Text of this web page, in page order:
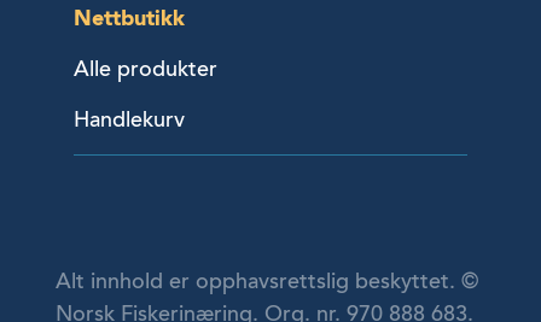
Nettbutikk
Alle produkter
Handlekurv
Alt innhold er opphavsrettslig beskyttet. ©
Norsk Fiskerinæring. Org. nr. 970 888 683.